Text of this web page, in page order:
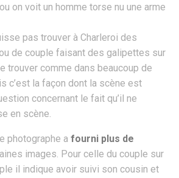
on voit un homme torse nu une arme
pas trouver à Charleroi des
de couple faisant des galipettes sur
trouver comme dans beaucoup de
c’est la façon dont la scène est
concernant le fait qu’il ne
en scène.
photographe a fourni plus de
images. Pour celle du couple sur
il indique avoir suivi son cousin et